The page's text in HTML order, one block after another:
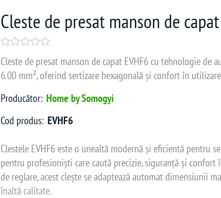
Cleste de presat manson de
Cleste de presat manson de capat EVHF6 cu tehnologie de
6.00 mm², oferind sertizare hexagonală și confort în
Producător: Home by Somogyi
Cod produs: EVHF6
Clestele EVHF6 este o unealtă modernă și eficientă pentru
pentru profesioniști care caută precizie, siguranță și
de reglare, acest clește se adaptează automat dimensiunii
înaltă calitate.